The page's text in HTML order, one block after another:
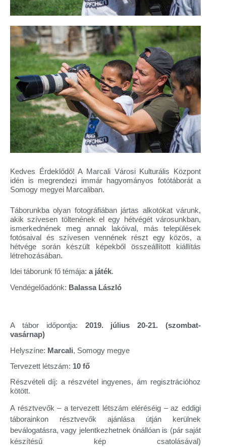
Kedves Érdeklődő! A Marcali Városi Kulturális Központ
idén is megrendezi immár hagyományos fotótáborát a
Somogy megyei Marcaliban.
Táborunkba olyan fotográfiában jártas alkotókat várunk,
akik szívesen töltenének el egy hétvégét városunkban,
ismerkednének meg annak lakóival, más települések
fotósaival és szívesen vennének részt egy közös, a
hétvége során készült képekből összeállított kiállítás
létrehozásában.
Idei táborunk fő témája: a játék.
Vendégelőadónk: Balassa László
A tábor időpontja: 2019. július 20-21. (szombat-
vasárnap)
Helyszíne: Marcali, Somogy megye
Tervezett létszám: 10 fő
Részvételi díj: a részvétel ingyenes, ám regisztrációhoz
kötött.
A résztvevők – a tervezett létszám eléréséig – az eddigi
táborainkon résztvevők ajánlása útján kerülnek
beválogatásra, vagy jelentkezhetnek önállóan is (pár saját
készítésű kép csatolásával)